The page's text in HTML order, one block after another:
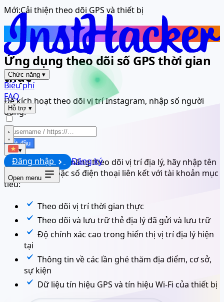
Chức năng ▾
Biểu phí
FAQ
Hỗ trợ ▾
▾
Đăng nhập Đăng ký
Open menu
Mới:Cải thiện theo dõi GPS và thiết bị
Theo dõiVị trí Instagram
Ứng dụng theo dõi số GPS thời gian
thực
Để kích hoạt theo dõi vị trí Instagram, nhập số người
dùng:
Bắt đầu
Để kích hoạt tính năng theo dõi vị trí địa lý, hãy nhập tên
người dùng hoặc số điện thoại liên kết với tài khoản mục
tiêu:
Theo dõi vị trí thời gian thực
Theo dõi và lưu trữ thẻ địa lý đã gửi và lưu trữ
Độ chính xác cao trong hiển thị vị trí địa lý hiện
tại
Thông tin về các lần ghé thăm địa điểm, cơ sở,
sự kiện
Dữ liệu tín hiệu GPS và tín hiệu Wi-Fi của thiết bị